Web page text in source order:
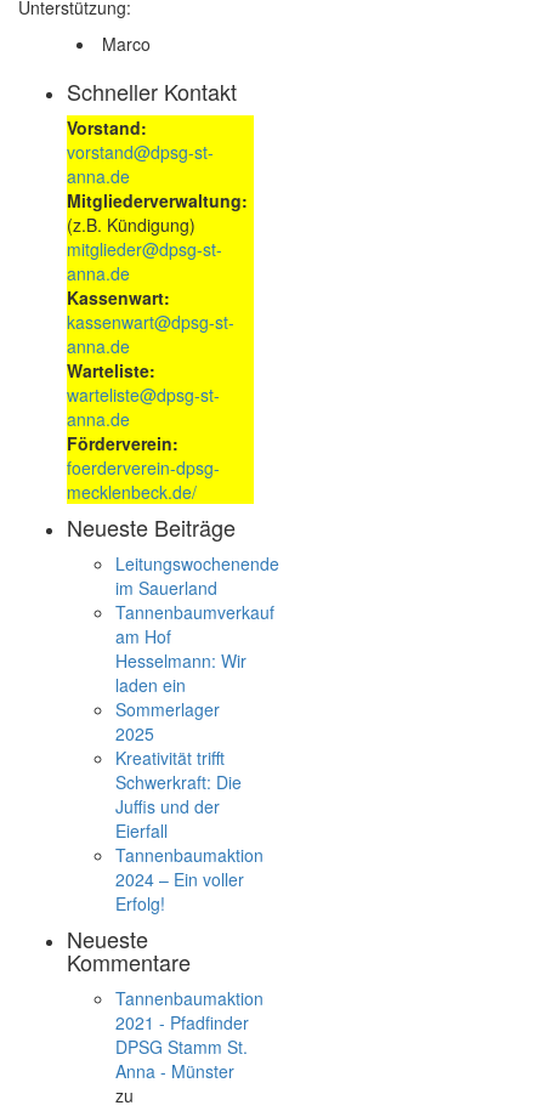
Unterstützung:
Marco
Schneller Kontakt
Vorstand:
vorstand@dpsg-st-
anna.de
Mitgliederverwaltung:
(z.B. Kündigung)
mitglieder@dpsg-st-
anna.de
Kassenwart:
kassenwart@dpsg-st-
anna.de
Warteliste:
warteliste@dpsg-st-
anna.de
Förderverein:
foerderverein-dpsg-
mecklenbeck.de/
Neueste Beiträge
Leitungswochenende
im Sauerland
Tannenbaumverkauf
am Hof
Hesselmann: Wir
laden ein
Sommerlager
2025
Kreativität trifft
Schwerkraft: Die
Juffis und der
Eierfall
Tannenbaumaktion
2024 – Ein voller
Erfolg!
Neueste
Kommentare
Tannenbaumaktion
2021 - Pfadfinder
DPSG Stamm St.
Anna - Münster
zu